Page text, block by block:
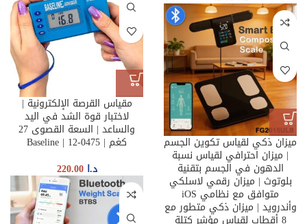
مقياس القرصة الإلكترونية |
لاختبار قوة الشد في اليد
والساعد | السعة القصوى 27
كغم | Baseline | 12-0475
د.ا 220.00
ميزان ذكي لقياس تكوين الجسم
| ميزان احترافي لقياس نسبة
الدهون في الجسم بتقنية
بلوتوث | ميزان رقمي لاسلكي
متوافق مع نظامي iOS
وأندرويد | ميزان ذكي متطور مع
8 أقطاب لقياس مؤشر كتلة